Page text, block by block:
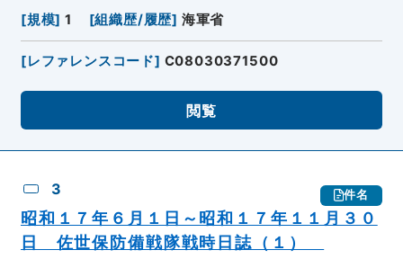
[規模] 1 [組織歴/履歴] 海軍省
[レファレンスコード] C08030371500
閲覧
3 件名
昭和１７年６月１日～昭和１７年１１月３０
日 佐世保防備戦隊戦時日誌（１）